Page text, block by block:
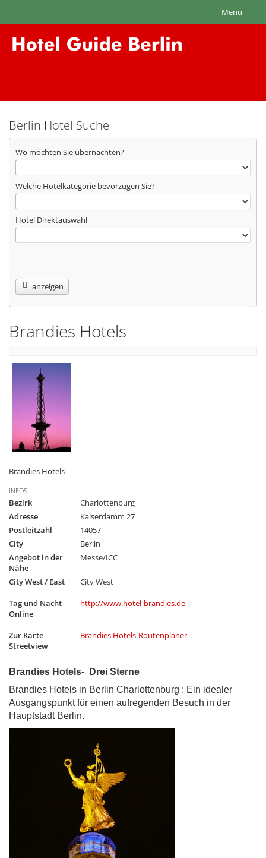
Menü
Berlin Hotel Suche
Wo möchten Sie übernachten?
Welche Hotelkategorie bevorzugen Sie?
Hotel Direktauswahl
anzeigen
Brandies Hotels
Brandies Hotels
INFOS
Bezirk
Charlottenburg
Adresse
Kaiserdamm 27
Postleitzahl
14057
City
Berlin
Angebot in der
Nähe
Messe/ICC
City West / East
City West
Tag und Nacht
Online
http://www.hotel-brandies.de
Zur Karte
Streetview
Brandies Hotels-Routenplaner
Brandies Hotels- Drei Sterne
Brandies Hotels in Berlin Charlottenburg : Ein idealer
Ausgangspunkt für einen aufregenden Besuch in der
Hauptstadt Berlin.